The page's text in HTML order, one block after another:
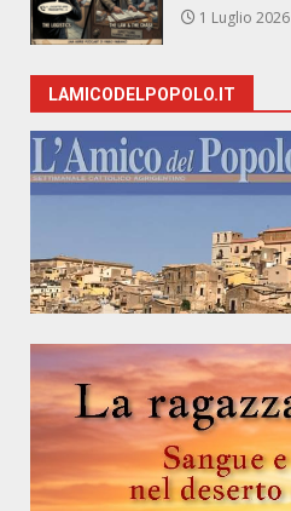
1 Luglio 2026
LAMICODELPOPOLO.IT